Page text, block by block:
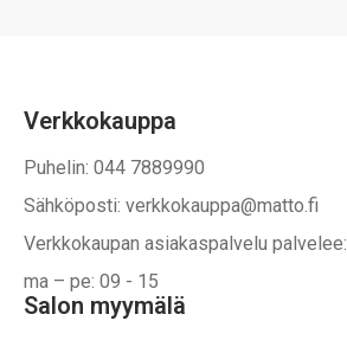
Verkkokauppa
Puhelin: 044 7889990
Sähköposti: verkkokauppa@matto.fi
Verkkokaupan asiakaspalvelu palvelee:
ma – pe: 09 - 15
Salon myymälä